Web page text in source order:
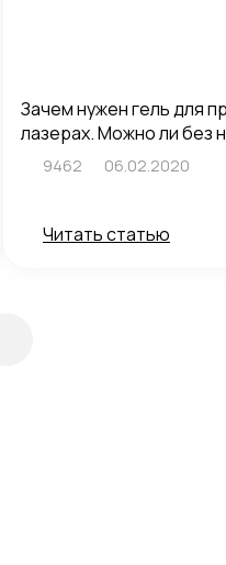
Зачем нужен гель для
лазерах. Можно ли без
9462 06.02.2020
Читать статью